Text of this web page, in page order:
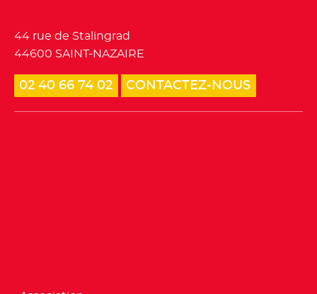
Tourisme et loisirs
44 rue de Stalingrad
44600 SAINT-NAZAIRE
02 40 66 74 02 CONTACTEZ-NOUS